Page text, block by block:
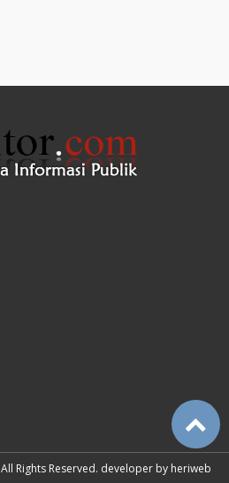
All Rights Reserved. developer by heriweb